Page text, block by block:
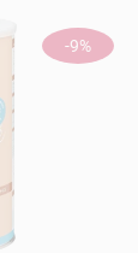
-9%